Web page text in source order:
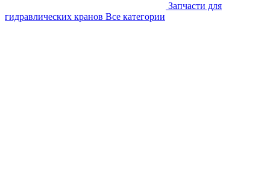
Запчасти для
гидравлических кранов Все категории